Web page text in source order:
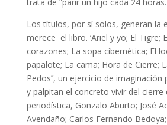
Los títulos, por sí solos, generan la
merece el libro. ‘Ariel y yo; El Tigre;
corazones; La sopa cibernética; El
papalote; La cama; Hora de Cierre;
Pedos’’, un ejercicio de
y palpitan el concreto vivir del cierre
periodística, Gonzalo Aburto; José
Avendaño; Carlos Fernando